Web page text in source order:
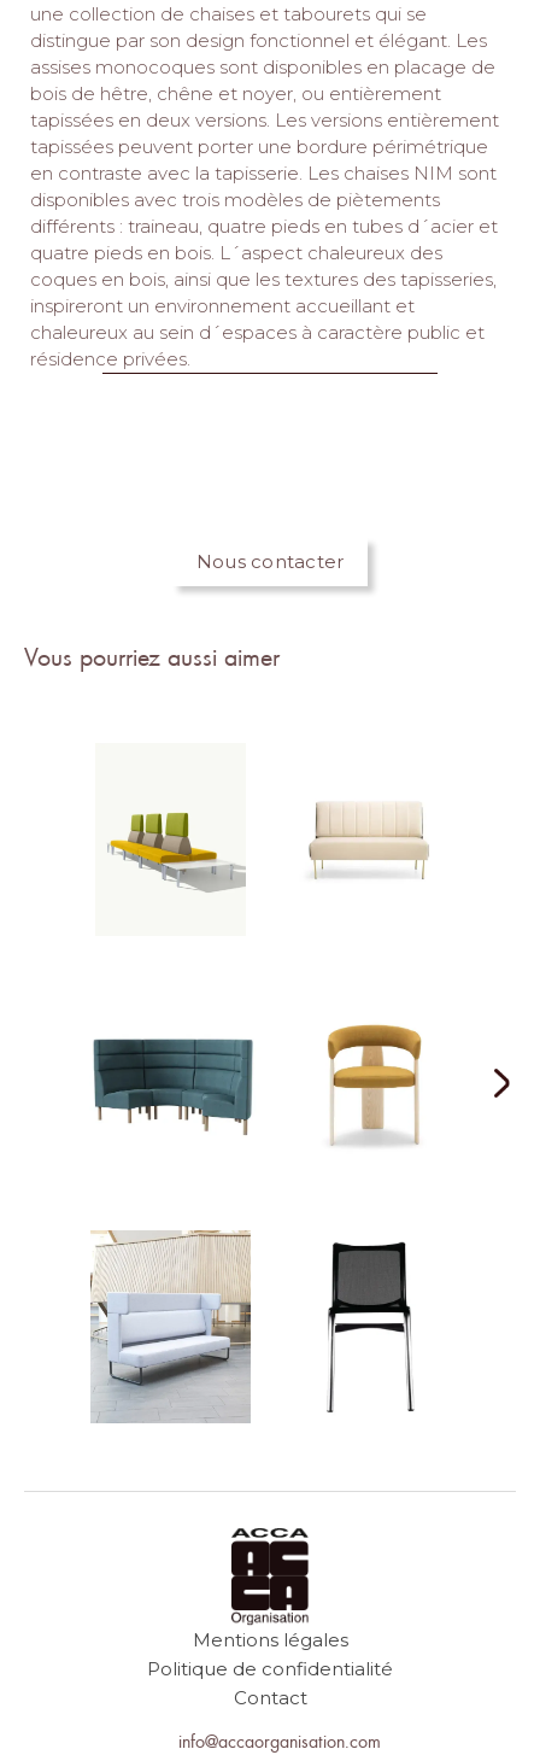
une collection de chaises et tabourets qui se
distingue par son design fonctionnel et élégant.‎ Les
assises monocoques sont disponibles en placage de
bois de hêtre, chêne et noyer, ou entièrement
tapissées en deux versions.‎ Les versions entièrement
tapissées peuvent porter une bordure périmétrique
en contraste avec la tapisserie.‎ Les chaises NIM sont
disponibles avec trois modèles de piètements
différents : traineau, quatre pieds en tubes d´acier et
quatre pieds en bois.‎ L´aspect chaleureux des
coques en bois, ainsi que les textures des tapisseries,
inspireront un environnement accueillant et
chaleureux au sein d´espaces à caractère public et
résidence privées.‎
Nous contacter
Vous pourriez aussi aimer
Mentions légales
Politique de confidentialité
Contact
info@accaorganisation.com